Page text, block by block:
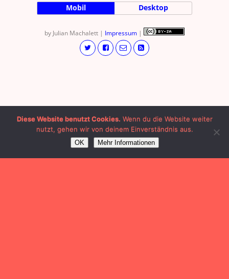
Mobil Desktop
by Julian Machalett | Impressum |
Diese Website benutzt Cookies. Wenn du die Website weiter
nutzt, gehen wir von deinem Einverständnis aus.
OK Mehr Informationen